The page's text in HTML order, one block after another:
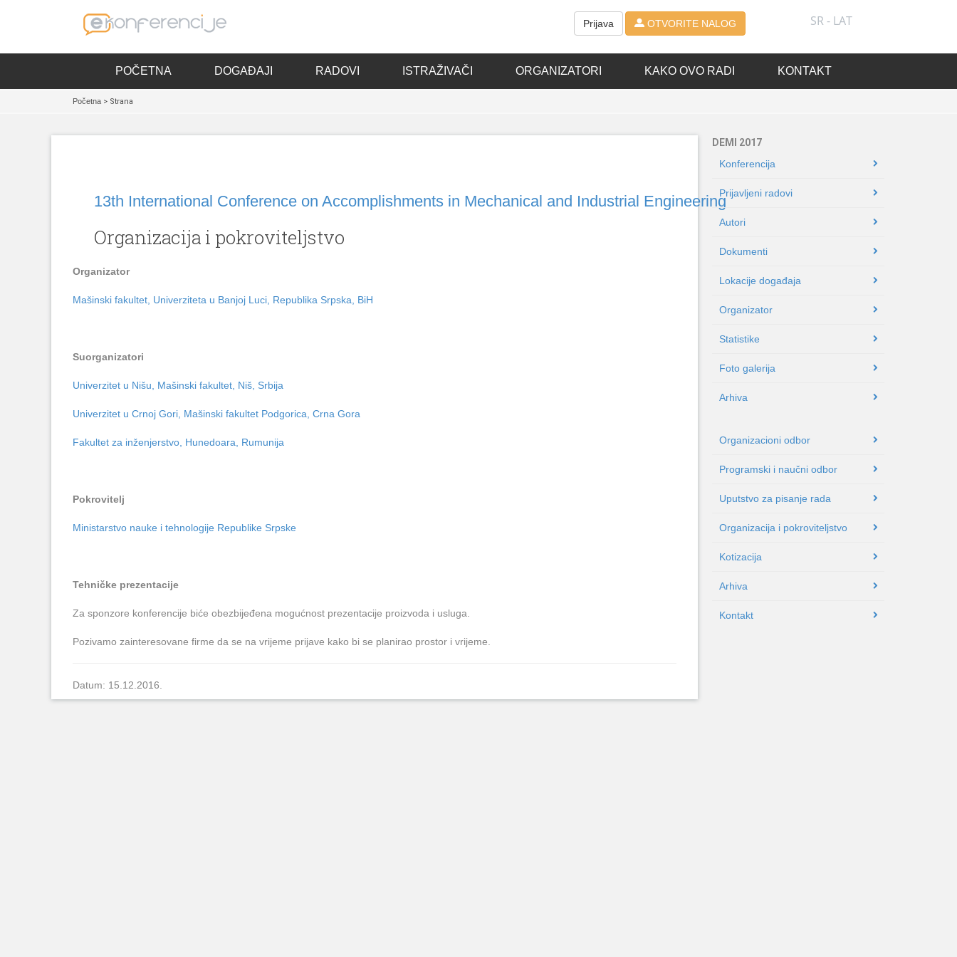
Prijava OTVORITE NALOG SR - LAT
POČETNA DOGAĐAJI RADOVI ISTRAŽIVAČI ORGANIZATORI KAKO OVO RADI KONTAKT
Početna > Strana
13th International Conference on Accomplishments in Mechanical and Industrial Engineering
Organizacija i pokroviteljstvo
Organizator
Mašinski fakultet, Univerziteta u Banjoj Luci, Republika Srpska, BiH
Suorganizatori
Univerzitet u Nišu, Mašinski fakultet, Niš, Srbija
Univerzitet u Crnoj Gori, Mašinski fakultet Podgorica, Crna Gora
Fakultet za inženjerstvo, Hunedoara, Rumunija
Pokrovitelj
Ministarstvo nauke i tehnologije Republike Srpske
Tehničke prezentacije
Za sponzore konferencije biće obezbijeđena mogućnost prezentacije proizvoda i usluga.
Pozivamo zainteresovane firme da se na vrijeme prijave kako bi se planirao prostor i vrijeme.
Datum: 15.12.2016.
DEMI 2017
Konferencija
Prijavljeni radovi
Autori
Dokumenti
Lokacije događaja
Organizator
Statistike
Foto galerija
Arhiva
Organizacioni odbor
Programski i naučni odbor
Uputstvo za pisanje rada
Organizacija i pokroviteljstvo
Kotizacija
Arhiva
Kontakt